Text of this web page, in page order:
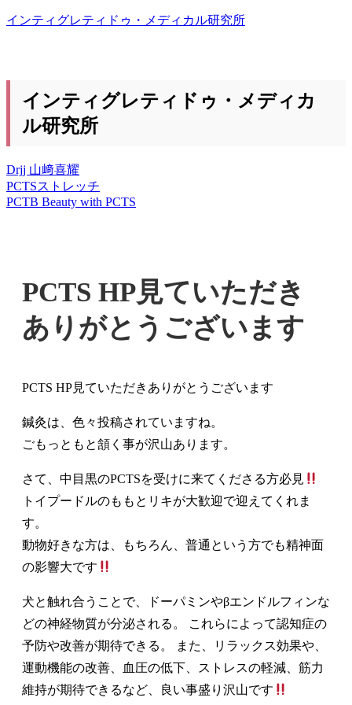
インティグレティドゥ・メディカル研究所
インティグレティドゥ・メディカ
ル研究所
Drjj 山﨑喜耀
PCTSストレッチ
PCTB Beauty with PCTS
PCTS HP見ていただき
ありがとうございます
PCTS HP見ていただきありがとうございます
鍼灸は、色々投稿されていますね。
ごもっともと頷く事が沢山あります。
さて、中目黒のPCTSを受けに来てくださる方必見
トイプードルのももとリキが大歓迎で迎えてくれま
す。
動物好きな方は、もちろん、普通という方でも精神面
の影響大です
犬と触れ合うことで、ドーパミンやβエンドルフィンな
どの神経物質が分泌される。 これらによって認知症の
予防や改善が期待できる。 また、リラックス効果や、
運動機能の改善、血圧の低下、ストレスの軽減、筋力
維持が期待できるなど、良い事盛り沢山です